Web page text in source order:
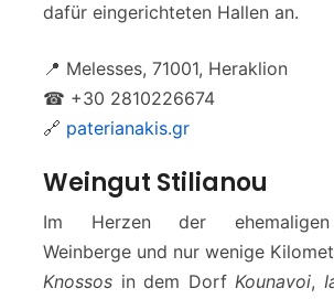
dafür eingerichteten Hallen an.
📍 Melesses, 71001, Heraklion
☎ +30 2810226674
🔗 paterianakis.gr
Weingut Stilianou
Im Herzen der ehemaligen
Weinberge und nur wenige
Knossos in dem Dorf Kounavoi,